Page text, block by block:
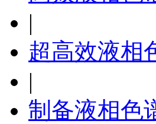
|
超高效液相
|
制备液相色